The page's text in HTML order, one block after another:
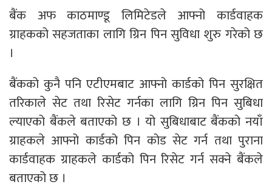
बैंक अफ काठमाण्डू लिमिटेडले आफ्नो कार्डवाहक
ग्राहकको सहजताका लागि ग्रिन पिन सुविधा शुरु गरेको छ
।
बैंकको कुनै पनि एटीएमबाट आफ्नो कार्डको पिन सुरक्षित
तरिकाले सेट तथा रिसेट गर्नका लागि ग्रिन पिन सुबिधा
ल्याएको बैंकले बताएको छ । यो सुबिधाबाट बैंकको नयाँ
ग्राहकले आफ्नो कार्डको पिन कोड सेट गर्न तथा पुराना
कार्डवाहक ग्राहकले कार्डको पिन रिसेट गर्न सक्ने बैंकले
बताएको छ ।